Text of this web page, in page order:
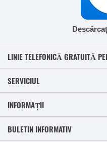
LINIE TELEFONICĂ GRATUITĂ
SERVICIUL
INFORMAȚII
BULETIN INFORMATIV